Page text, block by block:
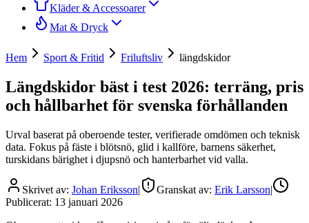
Kläder & Accessoarer
Mat & Dryck
Hem Sport & Fritid Friluftsliv längdskidor
Längdskidor bäst i test 2026: terräng, pris
och hållbarhet för svenska förhållanden
Urval baserat på oberoende tester, verifierade omdömen och teknisk
data. Fokus på fäste i blötsnö, glid i kallföre, barnens säkerhet,
turskidans bärighet i djupsnö och hanterbarhet vid valla.
Skrivet av: Johan Eriksson| Granskat av: Erik Larsson|
Publicerat: 13 januari 2026